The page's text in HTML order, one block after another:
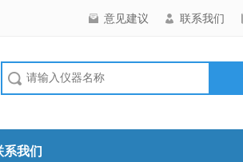
联系我们
意见建议
系我们